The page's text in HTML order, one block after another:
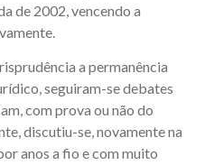
de 2002, vencendo a
a permanência
seguiram-se debates
com prova ou não do
discutiu-se, novamente na
anos a fio e com muito